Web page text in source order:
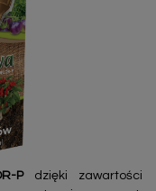
P dzięki zawartości